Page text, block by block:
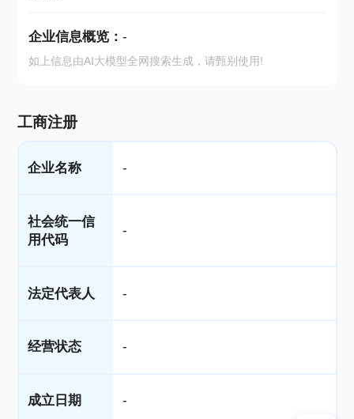
企业信息概览： -
如上信息由AI大模型全网搜索生成，请甄别使用!
工商注册
企业名称 -
社会统一信
用代码
-
法定代表人 -
经营状态 -
成立日期 -